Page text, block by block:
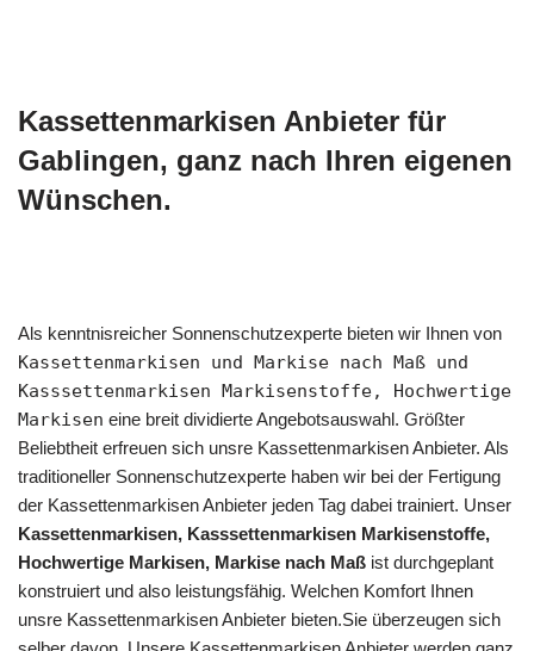
Kassettenmarkisen Anbieter für
Gablingen, ganz nach Ihren eigenen
Wünschen.
Als kenntnisreicher Sonnenschutzexperte bieten wir Ihnen von
Kassettenmarkisen und Markise nach Maß und
Kasssettenmarkisen Markisenstoffe, Hochwertige
Markisen eine breit dividierte Angebotsauswahl. Größter
Beliebtheit erfreuen sich unsre Kassettenmarkisen Anbieter. Als
traditioneller Sonnenschutzexperte haben wir bei der Fertigung
der Kassettenmarkisen Anbieter jeden Tag dabei trainiert. Unser
Kassettenmarkisen, Kasssettenmarkisen Markisenstoffe,
Hochwertige Markisen, Markise nach Maß ist durchgeplant
konstruiert und also leistungsfähig. Welchen Komfort Ihnen
unsre Kassettenmarkisen Anbieter bieten.Sie überzeugen sich